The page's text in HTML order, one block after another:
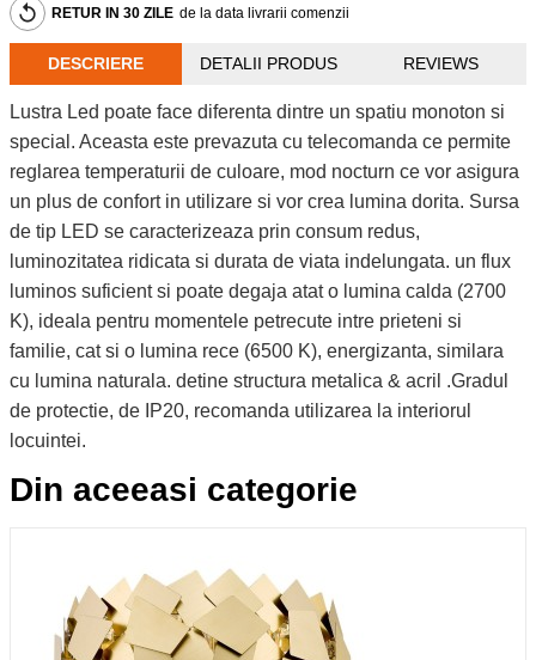
RETUR IN 30 ZILE de la data livrarii comenzii
DESCRIERE DETALII PRODUS REVIEWS
Lustra Led poate face diferenta dintre un spatiu monoton si
special. Aceasta este prevazuta cu telecomanda ce permite
reglarea temperaturii de culoare, mod nocturn ce vor asigura
un plus de confort in utilizare si vor crea lumina dorita. Sursa
de tip LED se caracterizeaza prin consum redus,
luminozitatea ridicata si durata de viata indelungata. un flux
luminos suficient si poate degaja atat o lumina calda (2700
K), ideala pentru momentele petrecute intre prieteni si
familie, cat si o lumina rece (6500 K), energizanta, similara
cu lumina naturala. detine structura metalica & acril .Gradul
de protectie, de IP20, recomanda utilizarea la interiorul
locuintei.
Din aceeasi categorie